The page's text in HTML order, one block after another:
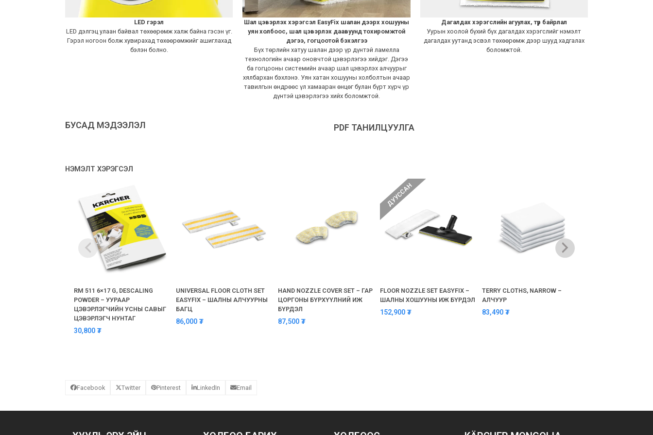
LED гэрэл
LED дэлгэц улаан байвал төхөөрөмж халж байна гэсэн үг.
Гэрэл ногоон болж хувирахад төхөөрөмжийг ашиглахад
бэлэн болно.
Шал цэвэрлэх хэрэгсэл EasyFix шалан дээрх хошууны
уян холбоос, шал цэвэрлэх даавуунд тохиромжтой
дэгээ, гогцоотой бэхэлгээ
Бүх төрлийн хатуу шалан дээр үр дүнтэй ламелла
технологийн ачаар оновчтой цэвэрлэгээ хийдэг. Дэгээ
ба гогцооны системийн ачаар шал цэвэрлэх алчуурыг
хялбархан бэхлэнэ. Уян хатан хошууны холболтын ачаар
тавилгын өндрөөс үл хамааран өнцөг булан бүрт хүрч үр
дүнтэй цэвэрлэгээ хийх боломжтой.
Дагалдах хэрэгслийн агуулах, түр байрлал
Уурын хоолой бүхий бүх дагалдах хэрэгслийг нэмэлт
дагалдах уутанд эсвэл төхөөрөмж дээр шууд хадгалах
боломжтой.
БУСАД МЭДЭЭЛЭЛ PDF ТАНИЛЦУУЛГА
НЭМЭЛТ ХЭРЭГСЭЛ
RM 511 6×17 G, DESCALING
POWDER – УУРААР
ЦЭВЭРЛЭГЧИЙН УСНЫ САВЫГ
ЦЭВЭРЛЭГЧ НУНТАГ
30,800 ₮
UNIVERSAL FLOOR CLOTH SET
EASYFIX – ШАЛНЫ АЛЧУУРНЫ
БАГЦ
86,000 ₮
HAND NOZZLE COVER SET – ГАР
ЦОРГОНЫ БҮРХҮҮЛНИЙ ИЖ
БҮРДЭЛ
87,500 ₮
ДУУССАН
FLOOR NOZZLE SET EASYFIX –
ШАЛНЫ ХОШУУНЫ ИЖ БҮРДЭЛ
152,900₮
TERRY CLOTHS, NARROW –
АЛЧУУР
83,490₮
Facebook Twitter Pinterest LinkedIn Email